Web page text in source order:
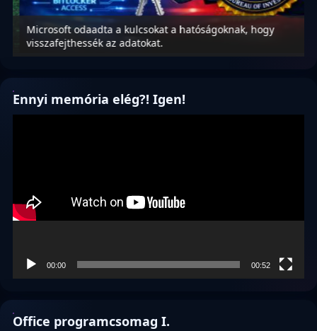
Microsoft odaadta a kulcsokat a hatóságoknak, hogy
visszafejthessék az adatokat.
Ennyi memória elég?! Igen!
00:00 00:52
Office programcsomag I.